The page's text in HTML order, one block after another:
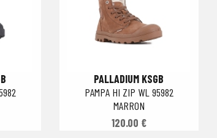
PALLADIUM KSGB
PAMPA HI ZIP WL 95982
MARRON
120.00 €